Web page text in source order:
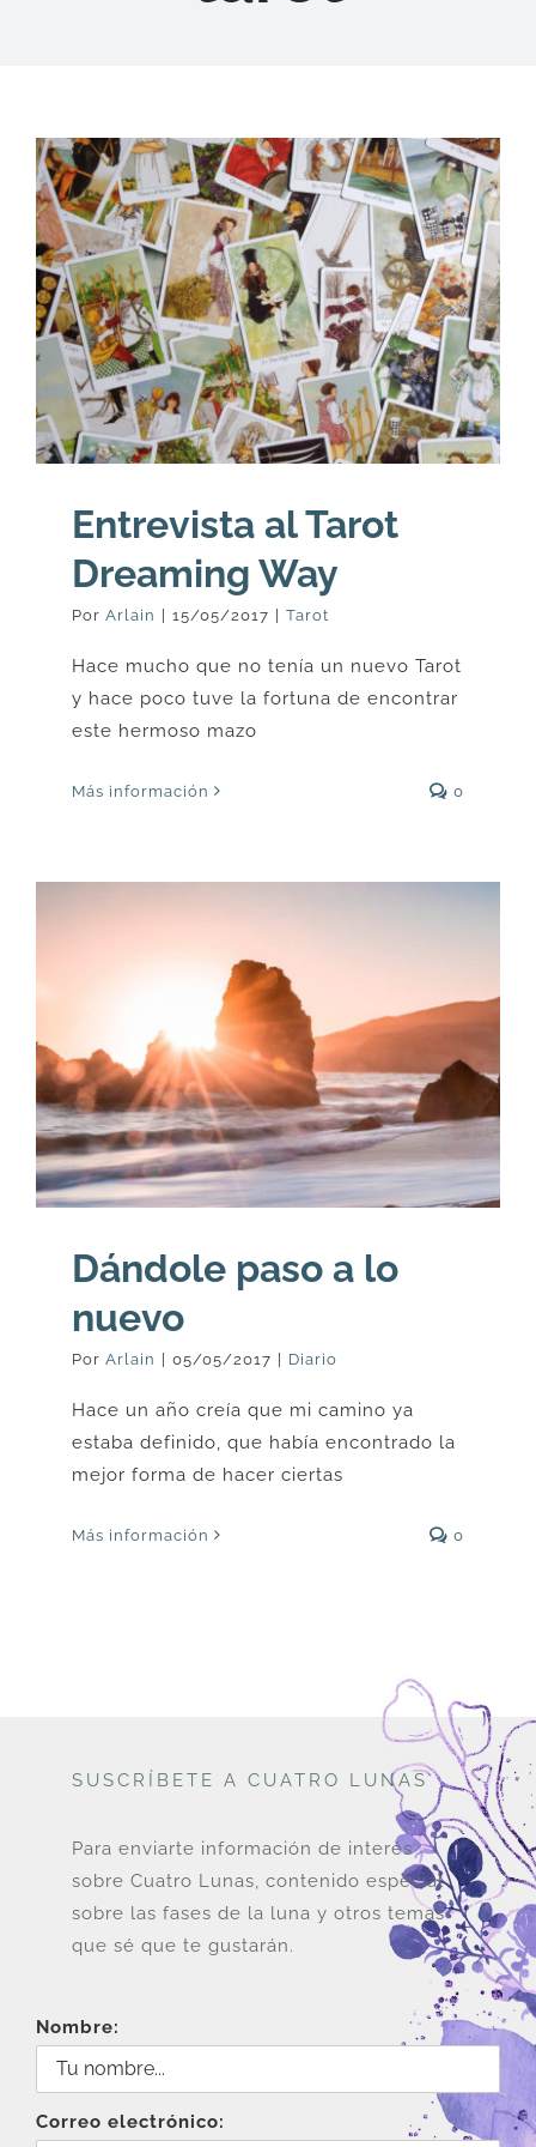
ARTÍCULOS
ACERCA
CONTACTO
Carrito
Entrevista al Tarot
Dreaming Way
Por Arlain | 15/05/2017 | Tarot
Hace mucho que no tenía un nuevo Tarot
y hace poco tuve la fortuna de encontrar
este hermoso mazo
Más información 0
Dándole paso a lo
nuevo
Por Arlain | 05/05/2017 | Diario
Hace un año creía que mi camino ya
estaba definido, que había encontrado la
mejor forma de hacer ciertas
Más información 0
SUSCRÍBETE A CUATRO LUNAS
Para enviarte información de interés
sobre Cuatro Lunas, contenido especial
sobre las fases de la luna y otros temas
que sé que te gustarán.
Nombre:
Correo electrónico: